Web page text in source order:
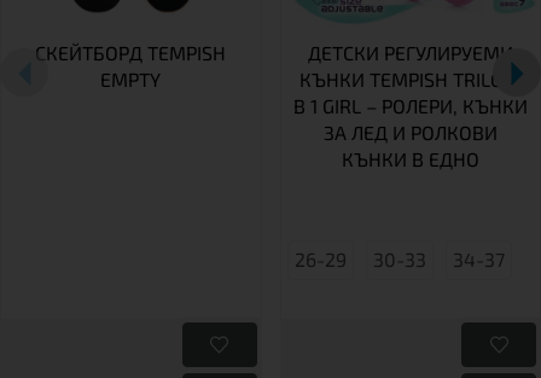
СКЕЙТБОРД TEMPISH
EMPTY
ДЕТСКИ РЕГУЛИРУЕМИ
КЪНКИ TEMPISH TRILO 4
В 1 GIRL – РОЛЕРИ, КЪНКИ
ЗА ЛЕД И РОЛКОВИ
КЪНКИ В ЕДНО
26-29 30-33 34-37